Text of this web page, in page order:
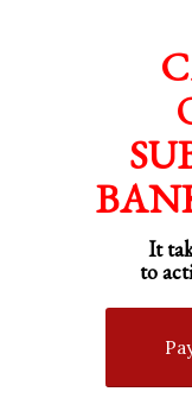
It
to